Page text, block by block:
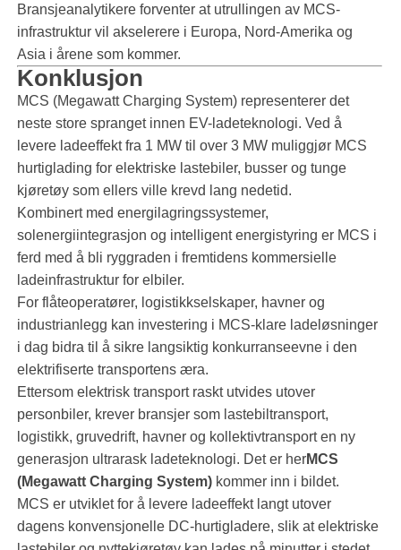
Bransjeanalytikere forventer at utrullingen av MCS-
infrastruktur vil akselerere i Europa, Nord-Amerika og
Asia i årene som kommer.
Konklusjon
MCS (Megawatt Charging System) representerer det
neste store spranget innen EV-ladeteknologi. Ved å
levere ladeeffekt fra 1 MW til over 3 MW muliggjør MCS
hurtiglading for elektriske lastebiler, busser og tunge
kjøretøy som ellers ville krevd lang nedetid.
Kombinert med energilagringssystemer,
solenergiintegrasjon og intelligent energistyring er MCS i
ferd med å bli ryggraden i fremtidens kommersielle
ladeinfrastruktur for elbiler.
For flåteoperatører, logistikkselskaper, havner og
industrianlegg kan investering i MCS-klare ladeløsninger
i dag bidra til å sikre langsiktig konkurranseevne i den
elektrifiserte transportens æra.
Ettersom elektrisk transport raskt utvides utover
personbiler, krever bransjer som lastebiltransport,
logistikk, gruvedrift, havner og kollektivtransport en ny
generasjon ultrarask ladeteknologi. Det er herMCS
(Megawatt Charging System)kommer inn i bildet.
MCS er utviklet for å levere ladeeffekt langt utover
dagens konvensjonelle DC-hurtigladere, slik at elektriske